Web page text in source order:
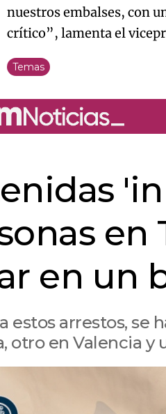
nuestros embalses, con
crítico”, lamenta el
Temas
en
en un
estos arrestos, se
otro en Valencia y